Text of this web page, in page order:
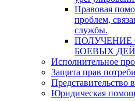
Правовая
проблем,
службы.
ПОЛУЧЕНИЕ
БОЕВЫХ
Исполнительное
Защита прав
Представительство
Юридическая